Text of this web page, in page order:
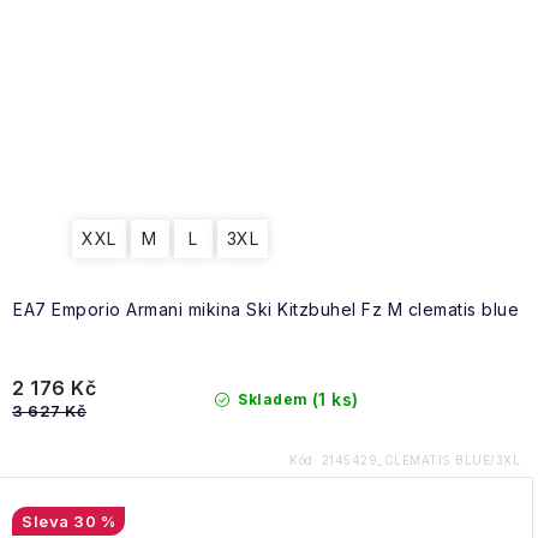
EA7 Emporio Armani mikina Ski Kitzbuhel Fz M clematis blue
XXL M L 3XL
Skladem (1 ks)
2 176 Kč
3 627 Kč
Kód: 2145429_CLEMATIS BLUE/3XL
30 %